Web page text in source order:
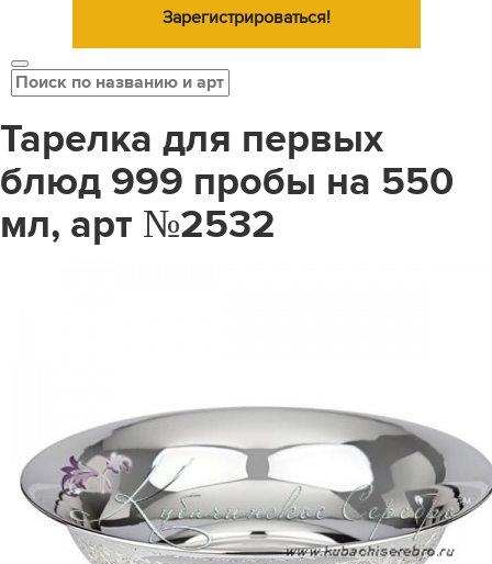
Зарегистрироваться!
Тарелка для первых
блюд 999 пробы на 550
мл, арт №2532